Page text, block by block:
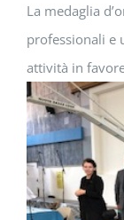
La medaglia
professionali e
attività in